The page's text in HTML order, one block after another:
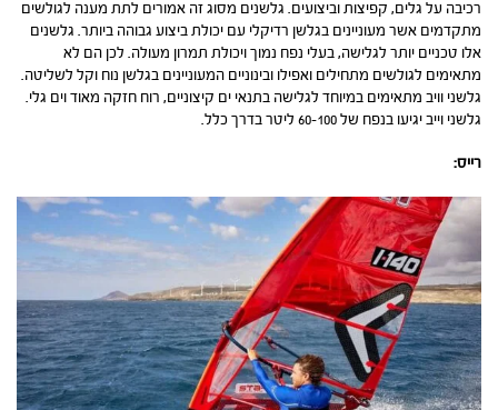
רכיבה על גלים, קפיצות וביצועים. גלשנים מסוג זה אמורים לתת מענה לגולשים
מתקדמים אשר מעוניינים בגלשן רדיקלי עם יכולת ביצוע גבוהה ביותר. גלשנים
אלו טכניים יותר לגלישה, בעלי נפח נמוך ויכולת תמרון מעולה. לכן הם לא
מתאימים לגולשים מתחילים ואפילו ובינוניים המעוניינים בגלשן נוח וקל לשליטה.
גלשני וויב מתאימים במיוחד לגלישה בתנאי ים קיצוניים, רוח חזקה מאוד וים גלי.
גלשני וייב יגיעו בנפח של 60-100 ליטר בדרך כלל.
רייס: